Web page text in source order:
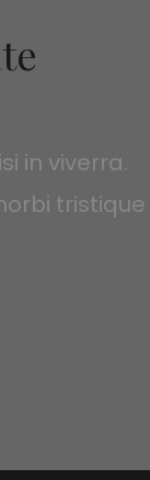
in viverra.